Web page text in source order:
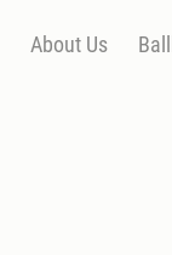
About Us